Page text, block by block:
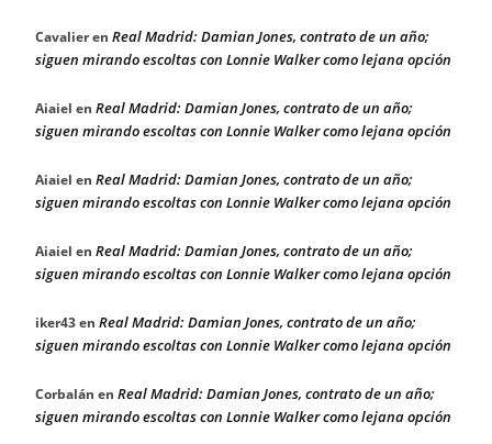
Cavalieren Real Madrid: Damian Jones, contrato de un año;
siguen mirando escoltas con Lonnie Walker como lejana opción
Aiaiel en Real Madrid: Damian Jones, contrato de un año;
siguen mirando escoltas con Lonnie Walker como lejana opción
Aiaiel en Real Madrid: Damian Jones, contrato de un año;
siguen mirando escoltas con Lonnie Walker como lejana opción
Aiaiel en Real Madrid: Damian Jones, contrato de un año;
siguen mirando escoltas con Lonnie Walker como lejana opción
iker43en Real Madrid: Damian Jones, contrato de un año;
siguen mirando escoltas con Lonnie Walker como lejana opción
Corbalán en Real Madrid: Damian Jones, contrato de un año;
siguen mirando escoltas con Lonnie Walker como lejana opción